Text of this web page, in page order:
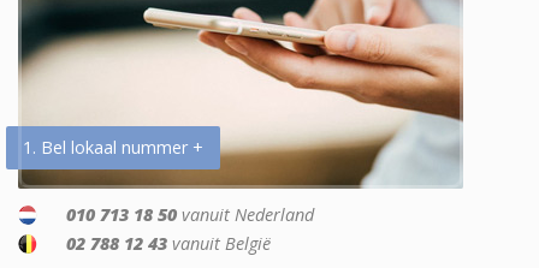
1. Bel lokaal nummer +
010 713 18 50 vanuit Nederland
02 788 12 43 vanuit België